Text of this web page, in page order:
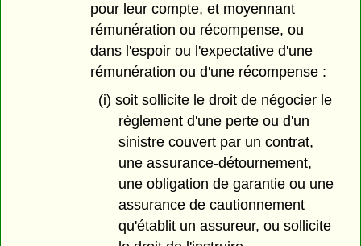
pour leur compte, et moyennant
rémunération ou récompense, ou
dans l'espoir ou l'expectative d'une
rémunération ou d'une récompense :
(i) soit sollicite le droit de négocier le
règlement d'une perte ou d'un
sinistre couvert par un contrat,
une assurance-détournement,
une obligation de garantie ou une
assurance de cautionnement
qu'établit un assureur, ou sollicite